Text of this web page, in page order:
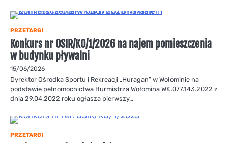
PRZETARGI
Konkurs nr OSIR/KO/1/2026 na najem pomieszczenia
w budynku pływalni
15/06/2026
Dyrektor Ośrodka Sportu i Rekreacji „Huragan” w Wołominie na
podstawie pełnomocnictwa Burmistrza Wołomina WK.077.143.2022 z
dnia 29.04.2022 roku ogłasza pierwszy…
PRZETARGI